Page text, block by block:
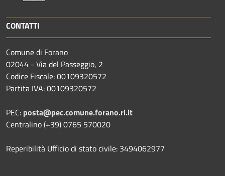
CONTATTI
Comune di Forano
02044 - Via del Passeggio, 2
Codice Fiscale: 00109320572
Partita IVA: 00109320572
PEC: posta@pec.comune.forano.ri.it
Centralino (+39) 0765 570020
Reperibilità Ufficio di stato civile: 3494062977